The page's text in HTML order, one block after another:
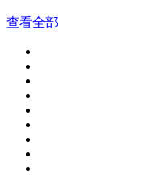
查看全部